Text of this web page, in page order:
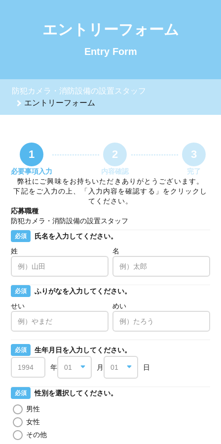
エントリーフォーム
Entry Form
防犯カメラ・消防設備の設置スタッフ
エントリーフォーム
1
必要事項入力
2
内容確認
3
完了
弊社にご興味をお持ちいただきありがとうございます。
下記をご入力の上、「入力内容を確認する」をクリックし
てください。
応募職種
防犯カメラ・消防設備の設置スタッフ
必須
氏名を入力してください。
姓
名
必須
ふりがなを入力してください。
せい
めい
必須 生年月日を入力してください。
年 月 日
必須
性別を選択してください。
男性
女性
その他